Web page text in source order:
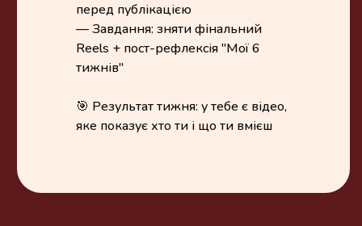
перед публікацією
— Завдання: зняти фінальний
Reels + пост-рефлексія "Мої 6
тижнів"
🎯 Результат тижня: у тебе є відео,
яке показує хто ти і що ти вмієш